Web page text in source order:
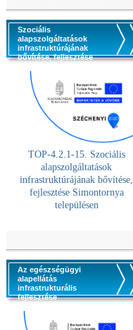
Szociális
alapszolgáltatások
infrastruktúrájának
bővítése, fejlesztése
TOP-4.2.1-15. Szociális
alapszolgáltatások
infrastruktúrájának bővítése,
fejlesztése Simontornya
településen
Az egészségügyi
alapellátás
infrastrukturális
fejlesztése